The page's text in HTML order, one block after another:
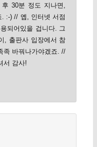
30분 정도 지나면,
:-) // 옙, 인터넷 서점
되어있을 겁니다. 그
, 출판사 입장에서 참
족 바꿔나가야겠죠. //
서 감사!